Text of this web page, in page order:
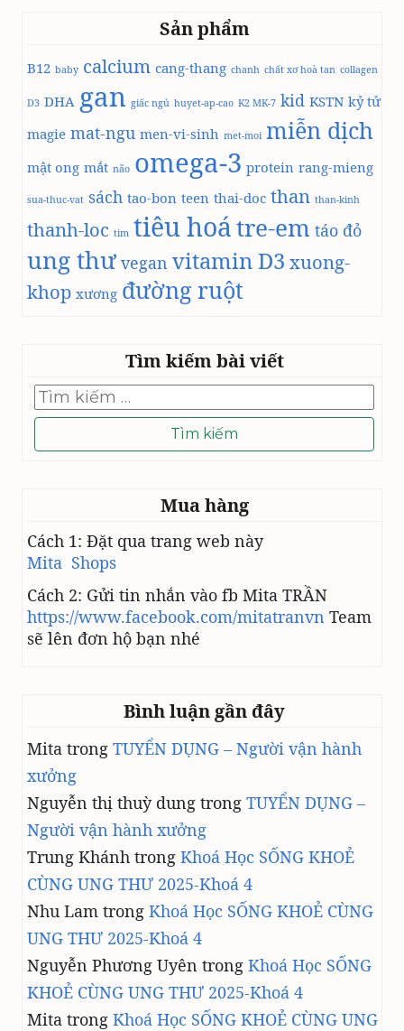
C
Ộ
T
Ố
I
K
H
U
Ẩ
N
S
T
R
O
L
I
N
P
T
I
N
C
H
Y
Sản phẩm
B12 baby calcium cang-thang chanh chất xơ hoà tan collagen
D3 DHA gan giấc ngủ huyet-ap-cao K2 MK-7 kid KSTN kỷ tử
magie mat-ngu men-vi-sinh met-moi miễn dịch
mật ong mắt não omega-3 protein rang-mieng
sua-thuc-vat sách tao-bon teen thai-doc than than-kinh
thanh-loc tim tiêu hoátre-em táo đỏ
ung thư vegan vitamin D3 xuong-
khop xương đường ruột
Tìm kiếm bài viết
Tìm
kiếm
cho:
Mua hàng
Cách 1: Đặt qua trang web này
Mita Shops
Cách 2: Gửi tin nhắn vào fb Mita TRẦN
https://www.facebook.com/mitatranvn Team
sẽ lên đơn hộ bạn nhé
Bình luận gần đây
Mita trong TUYỂN DỤNG – Người vận hành
xưởng
Nguyễn thị thuỳ dung trong TUYỂN DỤNG –
Người vận hành xưởng
Trung Khánh trong Khoá Học SỐNG KHOẺ
CÙNG UNG THƯ 2025-Khoá 4
Nhu Lam trong Khoá Học SỐNG KHOẺ CÙNG
UNG THƯ 2025-Khoá 4
Nguyễn Phương Uyên trong Khoá Học SỐNG
KHOẺ CÙNG UNG THƯ 2025-Khoá 4
Mita trong Khoá Học SỐNG KHOẺ CÙNG UNG